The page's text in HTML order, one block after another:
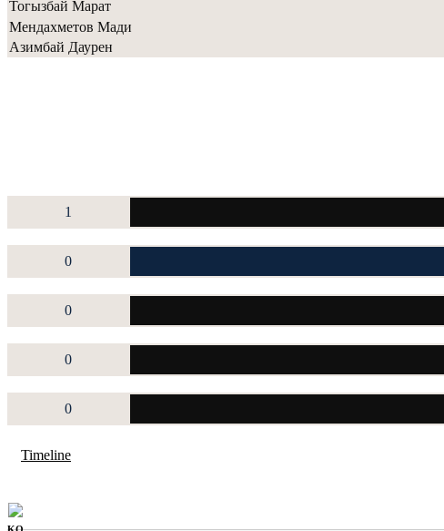
Тогызбай Марат
Мендахметов Мади
Азимбай Даурен
1
0
0
0
0
Timeline